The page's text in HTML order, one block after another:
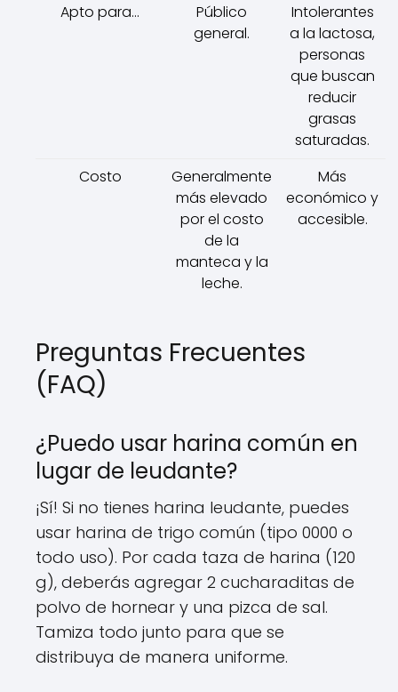
Apto para...
Público
general.
Intolerantes
a la lactosa,
personas
que buscan
reducir
grasas
saturadas.
Costo
Generalmente
más elevado
por el costo
de la
manteca y la
leche.
Más
económico y
accesible.
Preguntas Frecuentes
(FAQ)
¿Puedo usar harina común en
lugar de leudante?
¡Sí! Si no tienes harina leudante, puedes
usar harina de trigo común (tipo 0000 o
todo uso). Por cada taza de harina (120
g), deberás agregar 2 cucharaditas de
polvo de hornear y una pizca de sal.
Tamiza todo junto para que se
distribuya de manera uniforme.